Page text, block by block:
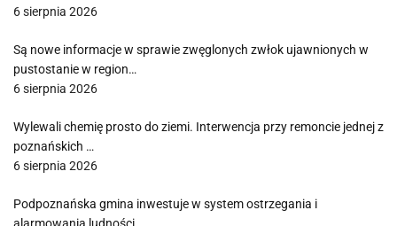
6 sierpnia 2026
Są nowe informacje w sprawie zwęglonych zwłok ujawnionych w
pustostanie w region…
6 sierpnia 2026
Wylewali chemię prosto do ziemi. Interwencja przy remoncie jednej z
poznańskich …
6 sierpnia 2026
Podpoznańska gmina inwestuje w system ostrzegania i